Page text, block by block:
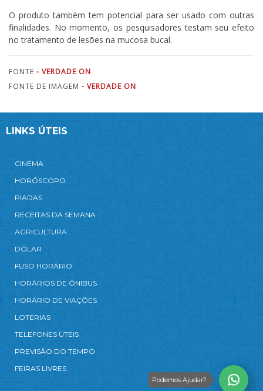
O produto também tem potencial para ser usado com outras
finalidades. No momento, os pesquisadores testam seu efeito
no tratamento de lesões na mucosa bucal.
FONTE - VERDADE ON
FONTE DE IMAGEM - VERDADE ON
LINKS ÚTEIS
CINEMA
HORÓSCOPO
PIADAS
RECEITAS DA SEMANA
AGRICULTURA
DÓLAR
FUSO HORÁRIO
HORÁRIOS DE ÔNIBUS
HORÁRIO DE VIAÇÕES
LOTERIAS
TELEFONES ÚTEIS
PREVISÃO DO TEMPO
FEIRAS LIVRES
Podemos Ajudar?